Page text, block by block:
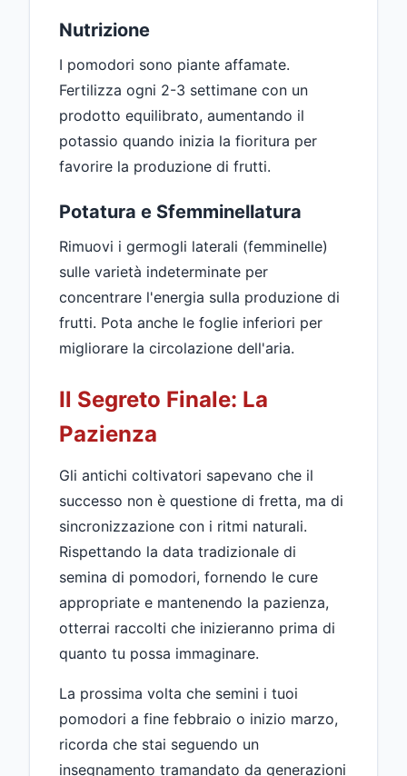
Nutrizione
I pomodori sono piante affamate.
Fertilizza ogni 2-3 settimane con un
prodotto equilibrato, aumentando il
potassio quando inizia la fioritura per
favorire la produzione di frutti.
Potatura e Sfemminellatura
Rimuovi i germogli laterali (femminelle)
sulle varietà indeterminate per
concentrare l'energia sulla produzione di
frutti. Pota anche le foglie inferiori per
migliorare la circolazione dell'aria.
Il Segreto Finale: La
Pazienza
Gli antichi coltivatori sapevano che il
successo non è questione di fretta, ma di
sincronizzazione con i ritmi naturali.
Rispettando la data tradizionale di
semina di pomodori, fornendo le cure
appropriate e mantenendo la pazienza,
otterrai raccolti che inizieranno prima di
quanto tu possa immaginare.
La prossima volta che semini i tuoi
pomodori a fine febbraio o inizio marzo,
ricorda che stai seguendo un
insegnamento tramandato da generazioni